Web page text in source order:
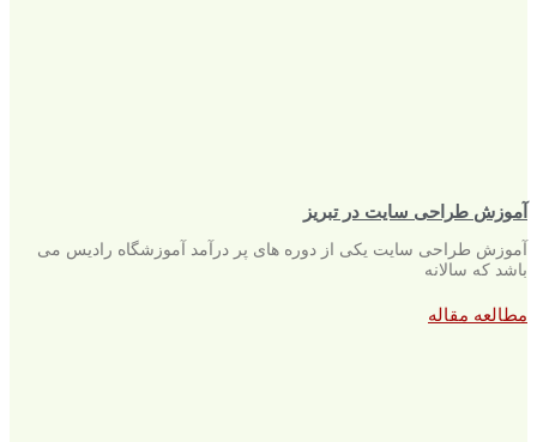
آموزش طراحی سایت در تبریز
آموزش طراحی سایت یکی از دوره های پر درآمد آموزشگاه رادیس می
باشد که سالانه
مطالعه مقاله